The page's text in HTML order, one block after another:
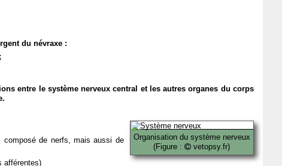
du névraxe :
entre le système nerveux central et les autres organes du corps
Organisation du système nerveux
(Figure :
vetopsy.fr)
composé de nerfs, mais aussi de
afférentes)